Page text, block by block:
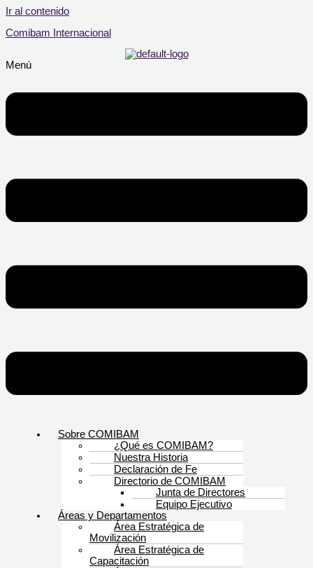
Ir al contenido
Comibam Internacional
Menú
Sobre COMIBAM
¿Qué es COMIBAM?
Nuestra Historia
Declaración de Fe
Directorio de COMIBAM
Junta de Directores
Equipo Ejecutivo
Áreas y Departamentos
Área Estratégica de
Movilización
Área Estratégica de
Capacitación